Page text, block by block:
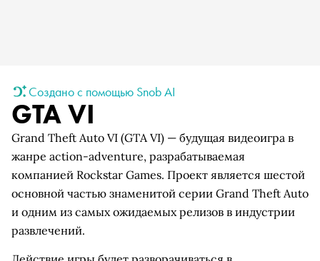
Создано с помощью Snob AI
GTA VI
Grand Theft Auto VI (GTA VI) — будущая видеоигра в
жанре action-adventure, разрабатываемая
компанией Rockstar Games. Проект является шестой
основной частью знаменитой серии Grand Theft Auto
и одним из самых ожидаемых релизов в индустрии
развлечений.